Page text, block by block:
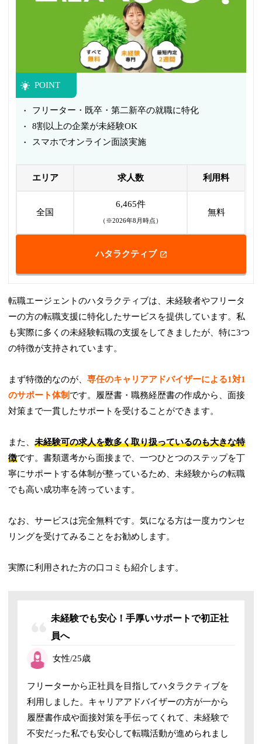
POINT
フリーター・既卒・第二新卒の就職に特化
8割以上の企業が未経験OK
スマホでオンライン面談実施
エリア 求人数 利用料
全国
6,465件
（※2026年8月時点）
無料
ハタラクティブ
転職エージェントのハタラクティブは、未経験者やフリータ
ーの方の転職支援に特化したサービスを提供しています。私
も実際に多くの未経験転職の支援をしてきましたが、特に3つ
の特徴が支持されています。
まず特徴的なのが、専任のキャリアアドバイザーによる1対1
のサポート体制 です。履歴書・職務経歴書の作成から、面接
対策まで一貫したサポートを受けることができます。
また、未経験可の求人を数多く取り扱っているのも大きな特
徴です。書類選考から面接まで、一つひとつのステップを丁
寧にサポートする体制が整っているため、未経験からの転職
でも高い成功率を誇っています。
なお、サービスは完全無料です。気になる方は一度カウンセ
リングを受けてみることをお勧めします。
実際に利用された方の口コミも紹介します。
未経験でも安心！手厚いサポートで初正社
員へ
女性/25歳
フリーターから正社員を目指してハタラクティブを
利用しました。キャリアアドバイザーの方が一から
履歴書作成や面接対策を手伝ってくれて、未経験で
不安だった私でも安心して転職活動が進められまし